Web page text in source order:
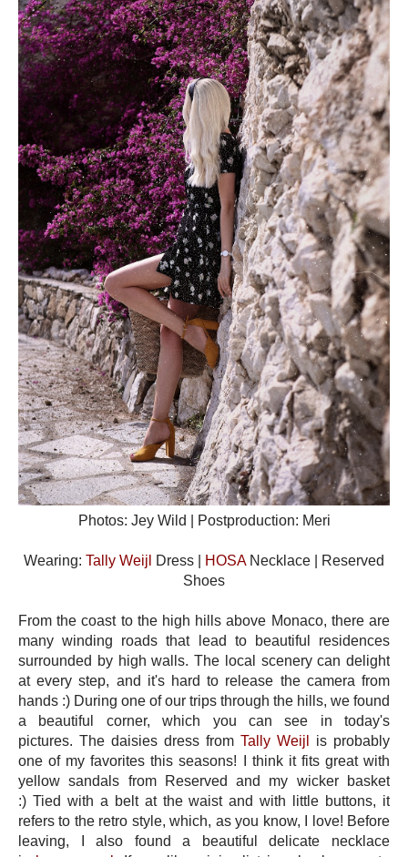
Photos: Jey Wild | Postproduction: Meri
Wearing: Tally Weijl Dress | HOSANecklace | Reserved
Shoes
From the coast to the high hills above Monaco, there are
many winding roads that lead to beautiful residences
surrounded by high walls. The local scenery can delight
at every step, and it's hard to release the camera from
hands :) During one of our trips through the hills, we found
a beautiful corner, which you can see in today's
pictures. The daisies dress from Tally Weijl
is probably
one of my favorites this seasons! I think it fits great with
yellow sandals from Reserved and my wicker basket
:) Tied with a belt at the waist and with little buttons, it
refers to the retro style, which, as you know, I love! Before
leaving, I also found a beautiful delicate necklace